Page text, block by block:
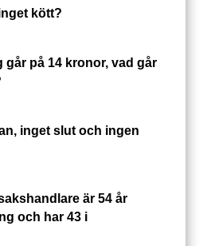
kött?
går på 14 kronor, vad går
inget slut och ingen
är 54 år
och har 43 i